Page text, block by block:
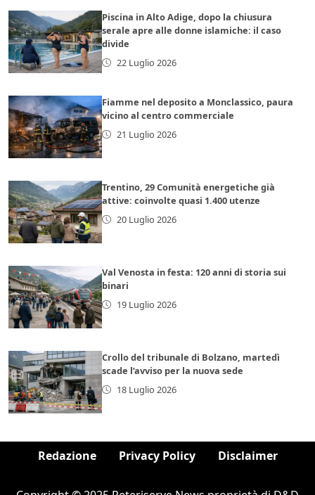
Piscina in Alto Adige, dopo la chiusura
serale apre alle donne islamiche: il caso
divide
22 Luglio 2026
Fiamme nel deposito a Monclassico, paura
vicino al centro commerciale
21 Luglio 2026
Trentino, 29 Comunità energetiche già
attive: coinvolte quasi 1.400 utenze
20 Luglio 2026
Val Venosta in festa: 120 anni di storia sui
binari
19 Luglio 2026
Crollo del tribunale di Bolzano, martedì
scade l’avviso per la nuova sede
18 Luglio 2026
Redazione Privacy Policy Disclaimer